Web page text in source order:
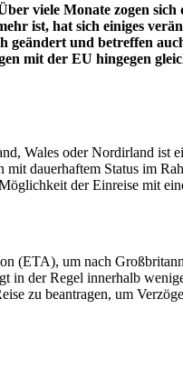
viele Monate zogen
ist, hat sich einiges
und betreffen
mit der EU hingegen
Wales oder Nordirland ist
dauerhaftem Status im
der Einreise mit
(ETA), um nach
der Regel innerhalb
zu beantragen, um